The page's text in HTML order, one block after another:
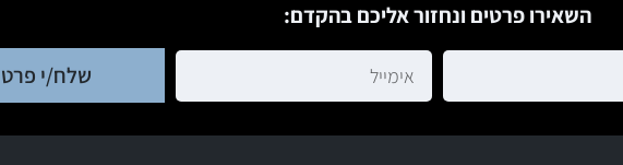
השאירו פרטים ונחזור אליכם בהקדם:
שלח/י